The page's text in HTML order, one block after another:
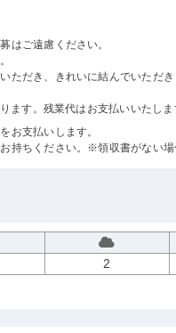
はご遠慮ください。
ただき、きれいに結んでいただ
ます。残業代はお支払いいたし
お支払いします。
持ちください。※領収書がない
2